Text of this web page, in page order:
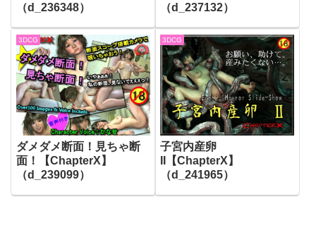
（d_236348）
（d_237132）
3DCG
ダメダメ断面！見ちゃ断
面！【ChapterX】
（d_239099）
3DCG
子宮内産卵
II【ChapterX】
（d_241965）